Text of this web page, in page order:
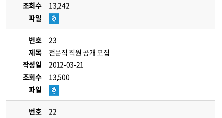
조회수
13,242
파일
번호
23
제목
전문직 직원 공개 모집
작성일
2012-03-21
조회수
13,500
파일
번호
22